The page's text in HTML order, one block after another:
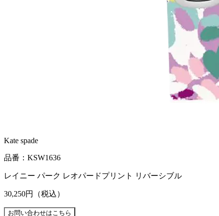
Kate spade
品番：KSW1636
レイニー パーク レオパードプリント リバーシブル
30,250円 （税込）